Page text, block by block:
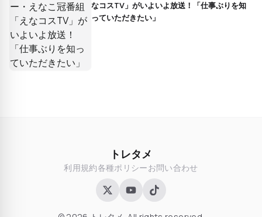
なコスTV」がいよいよ放送！「仕事ぶりを知
っていただきたい」
トレタメ
利用規約各種ポリシーお問い合わせ